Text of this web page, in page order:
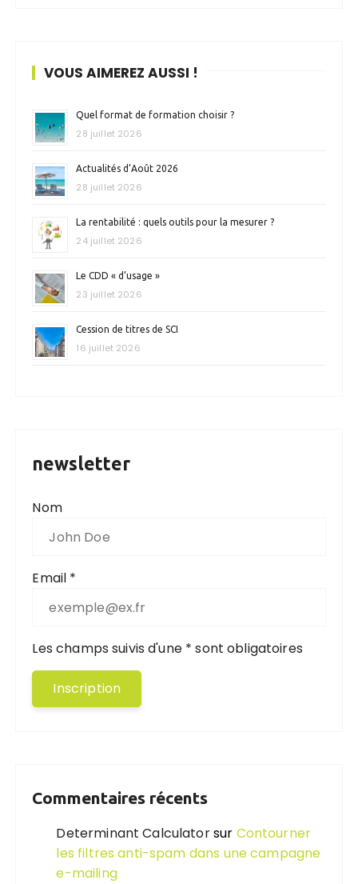
VOUS AIMEREZ AUSSI !
Quel format de formation choisir ?
28 juillet 2026
Actualités d’Août 2026
28 juillet 2026
La rentabilité : quels outils pour la mesurer ?
24 juillet 2026
Le CDD « d’usage »
23 juillet 2026
Cession de titres de SCI
16 juillet 2026
newsletter
Nom
Email *
Les champs suivis d'une * sont obligatoires
Commentaires récents
Determinant Calculatorsur Contourner
les filtres anti-spam dans une campagne
e-mailing